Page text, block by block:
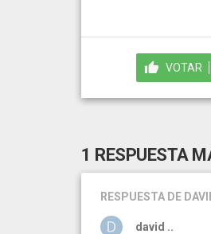
VOTAR
1 RESPUESTA
RESPUESTA DE
david ..